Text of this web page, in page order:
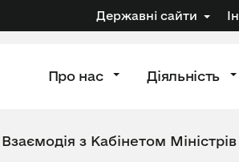
Державні сайти
Про нас Діяльність
Взаємодія з Кабінетом